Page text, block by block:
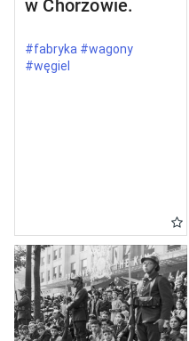
w Chorzowie.
#fabryka #wagony
#węgiel